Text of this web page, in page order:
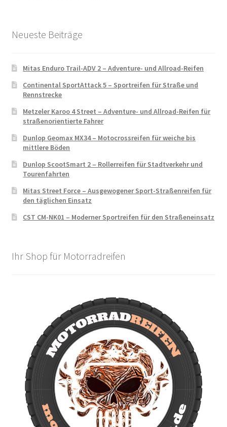
Neueste Beiträge
Mitas Enduro Trail-ADV 2 – Adventure- und Allroad-Reifen
Continental SportAttack 5 – Sportreifen für Straße und
Rennstrecke
Metzeler Karoo 4 Street – Adventure- und Allroad-Reifen für
straßenorientierte Fahrer
Dunlop Geomax MX34 – Motocrossreifen für weiche bis
mittlere Böden
Dunlop ScootSmart 2 – Rollerreifen für Stadtverkehr und
Tourenfahrten
Mitas Street Force – Ausgewogener Sport-Straßenreifen für
den täglichen Einsatz
CST CM-NK01 – Moderner Sportreifen für den Straßeneinsatz
Ihr Shop für Motorradreifen